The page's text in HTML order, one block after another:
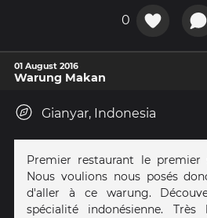
0
01 August 2016
Warung Makan
Gianyar, Indonesia
Premier restaurant le premier
Nous voulions nous posés
d'aller à ce warung.
spécialité indonésienne.